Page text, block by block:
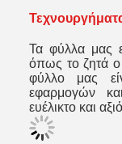
Τα φύλλα μας
όπως το ζητά ο
φύλλο μας
εφαρμογών
ευέλικτο και